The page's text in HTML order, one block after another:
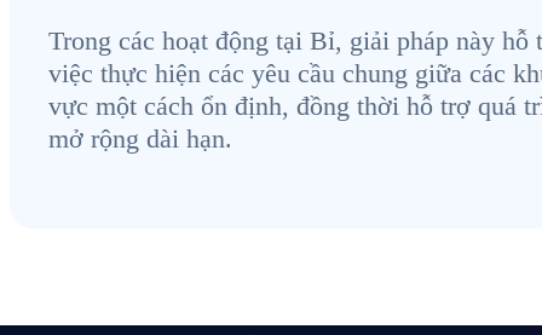
Trong các hoạt động tại Bỉ, giải pháp này hỗ
việc thực hiện các yêu cầu chung giữa các
vực một cách ổn định, đồng thời hỗ trợ quá
mở rộng dài hạn.